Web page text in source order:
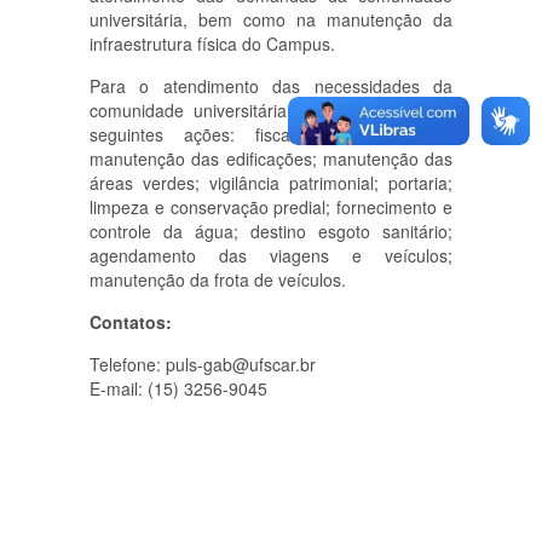
universitária, bem como na manutenção da
infraestrutura física do Campus.
Para o atendimento das necessidades da
comunidade universitária, a PU trabalha nas
seguintes ações: fiscalização de obras;
manutenção das edificações; manutenção das
áreas verdes; vigilância patrimonial; portaria;
limpeza e conservação predial; fornecimento e
controle da água; destino esgoto sanitário;
agendamento das viagens e veículos;
manutenção da frota de veículos.
Contatos:
Telefone: puls-gab@ufscar.br
E-mail: (15) 3256-9045